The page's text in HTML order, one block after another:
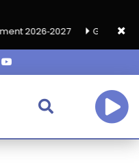
Grand café de rentrée